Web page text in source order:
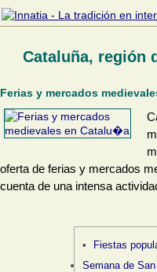
Cataluña, región
Ferias y mercados
oferta de ferias y mercados
cuenta de una intensa
Fiestas
Semana de